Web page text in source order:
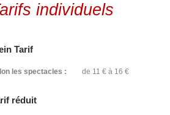
individuels
Tarif
les spectacles : de 11 € à 16 €
réduit